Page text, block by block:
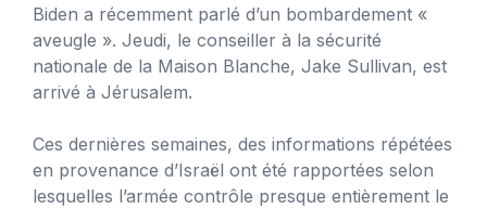
Biden a récemment parlé d’un bombardement «
aveugle ». Jeudi, le conseiller à la sécurité
nationale de la Maison Blanche, Jake Sullivan, est
arrivé à Jérusalem.
Ces dernières semaines, des informations répétées
en provenance d’Israël ont été rapportées selon
lesquelles l’armée contrôle presque entièrement le